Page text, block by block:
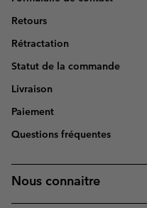
Retours
Rétractation
Statut de la commande
Livraison
Paiement
Questions fréquentes
Nous connaitre